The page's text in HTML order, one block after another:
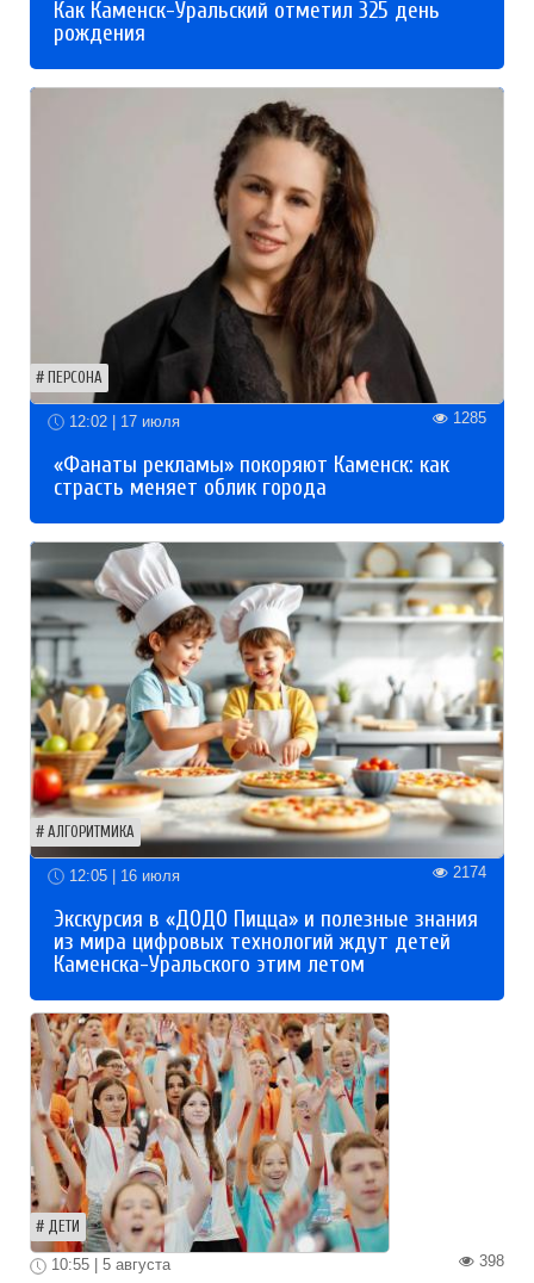
Как Каменск-Уральский отметил 325 день
рождения
ПЕРСОНА
12:02 | 17 июля 1285
«Фанаты рекламы» покоряют Каменск: как
страсть меняет облик города
АЛГОРИТМИКА
12:05 | 16 июля 2174
Экскурсия в «ДОДО Пицца» и полезные знания
из мира цифровых технологий ждут детей
Каменска-Уральского этим летом
ДЕТИ
398
10:55 | 5 августа